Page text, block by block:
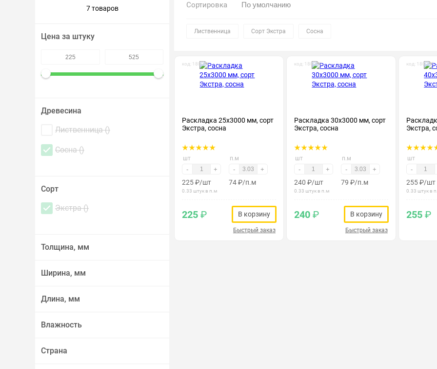
Всё для бани
Утеплители/Изоляция
7 товаров
Цена за штуку
Древесина
Лиственница ()
Сосна ()
Сорт
Экстра ()
Толщина, мм
Ширина, мм
Длина, мм
Влажность
Страна
Сортировка
Лиственница Сорт Экстра Сосна
код: 180001
Раскладка 25х3000 мм, сорт
Экстра, сосна
шт
- +
225₽/шт
0.33 штук в п.м
п.м
- +
74₽/п.м
225 ₽ В корзину
Быстрый заказ
код: 180002
Раскладка 30х3000 мм, сорт
Экстра, сосна
шт
- +
240 ₽/шт
0.33 штук в п.м
п.м
- +
79 ₽/п.м
240₽ В корзину
Быстрый заказ
код: 180003
Экстра,
шт
-
255₽/шт
0.33 штук в
255₽